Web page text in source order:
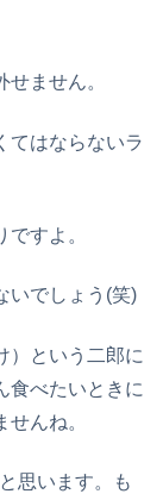
ません。
てはならないラ
すよ。
いでしょう(笑)
）という二郎に
食べたいときに
んね。
思います。も